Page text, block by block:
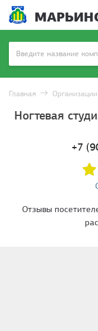
Главная Организации
Ногтевая
Отзывы
+7